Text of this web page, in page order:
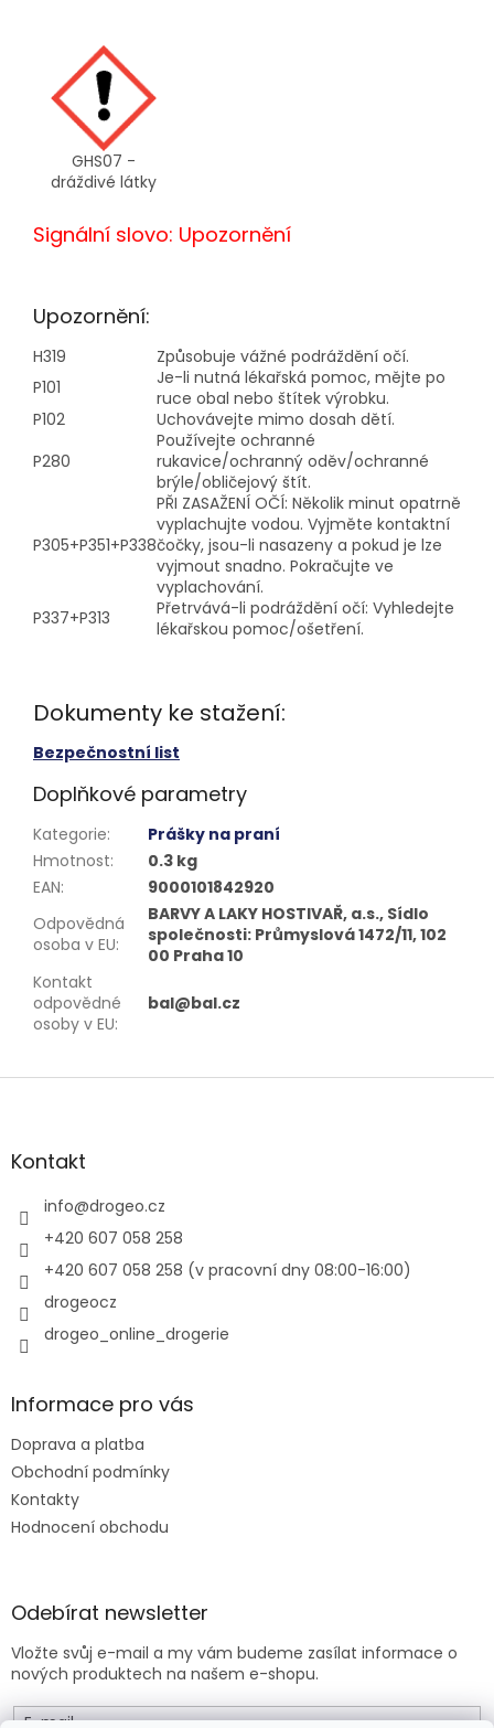
GHS07 -
dráždivé látky
Signální slovo: Upozornění
Upozornění:
H319
Způsobuje vážné podráždění očí.
P101
Je-li nutná lékařská pomoc, mějte po
ruce obal nebo štítek výrobku.
P102
Uchovávejte mimo dosah dětí.
P280
Používejte ochranné
rukavice/ochranný oděv/ochranné
brýle/obličejový štít.
P305+P351+P338
PŘI ZASAŽENÍ OČÍ: Několik minut opatrně
vyplachujte vodou. Vyjměte kontaktní
čočky, jsou-li nasazeny a pokud je lze
vyjmout snadno. Pokračujte ve
vyplachování.
P337+P313
Přetrvává-li podráždění očí: Vyhledejte
lékařskou pomoc/ošetření.
Dokumenty ke stažení:
Bezpečnostní list
Doplňkové parametry
Kategorie:
Prášky na praní
Hmotnost:
0.3 kg
EAN:
9000101842920
Odpovědná
osoba v EU:
BARVY A LAKY HOSTIVAŘ, a.s., Sídlo
společnosti: Průmyslová 1472/11, 102
00 Praha 10
Kontakt
odpovědné
osoby v EU:
bal@bal.cz
Z
aKontakt
info@drogeo.cz
+420 607 058 258
+420 607 058 258 (v pracovní dny 08:00-16:00)
drogeocz
drogeo_online_drogerie
Informace pro vás
Doprava a platba
Obchodní podmínky
Kontakty
Hodnocení obchodu
Odebírat newsletter
Vložte svůj e-mail a my vám budeme zasílat informace o
nových produktech na našem e-shopu.
E-mail